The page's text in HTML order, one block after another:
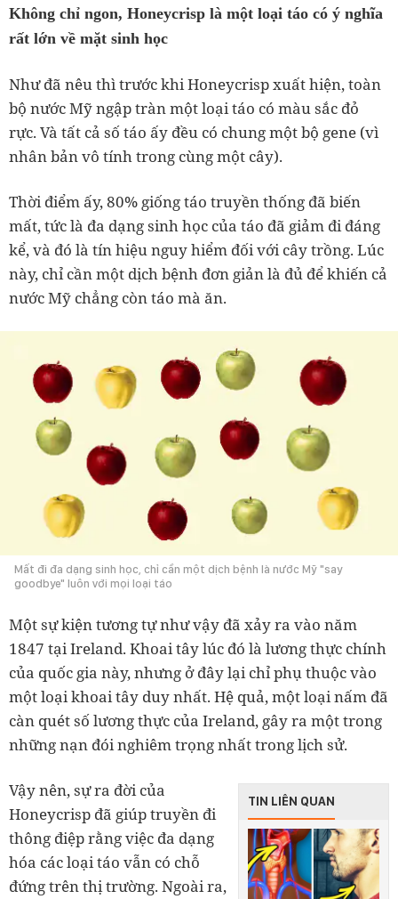
Không chỉ ngon, Honeycrisp là một loại táo có ý nghĩa
rất lớn về mặt sinh học
Như đã nêu thì trước khi Honeycrisp xuất hiện, toàn
bộ nước Mỹ ngập tràn một loại táo có màu sắc đỏ
rực. Và tất cả số táo ấy đều có chung một bộ gene (vì
nhân bản vô tính trong cùng một cây).
Thời điểm ấy, 80% giống táo truyền thống đã biến
mất, tức là đa dạng sinh học của táo đã giảm đi đáng
kể, và đó là tín hiệu nguy hiểm đối với cây trồng. Lúc
này, chỉ cần một dịch bệnh đơn giản là đủ để khiến cả
nước Mỹ chẳng còn táo mà ăn.
Mất đi đa dạng sinh học, chỉ cần một dịch bệnh là nước Mỹ "say
goodbye" luôn với mọi loại táo
Một sự kiện tương tự như vậy đã xảy ra vào năm
1847 tại Ireland. Khoai tây lúc đó là lương thực chính
của quốc gia này, nhưng ở đây lại chỉ phụ thuộc vào
một loại khoai tây duy nhất. Hệ quả, một loại nấm đã
càn quét số lương thực của Ireland, gây ra một trong
những nạn đói nghiêm trọng nhất trong lịch sử.
TIN LIÊN QUAN
Vậy nên, sự ra đời của
Honeycrisp đã giúp truyền đi
thông điệp rằng việc đa dạng
hóa các loại táo vẫn có chỗ
đứng trên thị trường. Ngoài ra,